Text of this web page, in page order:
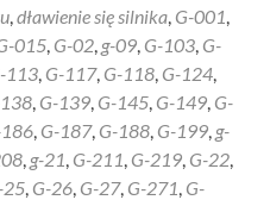
,dławienie się silnika, G-001,
015, G-02, g-09, G-103, G-
113, G-117, G-118, G-124,
, G-139, G-145, G-149, G-
, G-187, G-188, G-199, g-
, g-21, G-211, G-219, G-22,
25, G-26, G-27, G-271, G-